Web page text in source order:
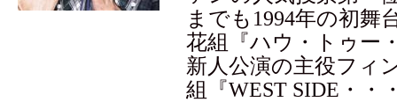
までも1994年の初舞
花組『ハウ・トゥー
新人公演の主役フィ
組『WEST SIDE・・